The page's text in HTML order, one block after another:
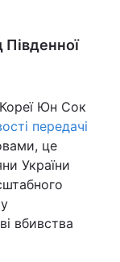
Південної
Юн Сок
передачі
це
України
вбивства